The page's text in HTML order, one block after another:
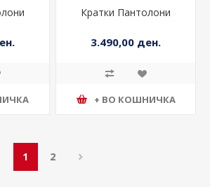
Кратки Пантолони
3.490,00 ден.
+ ВО КОШНИЧКА
1 2